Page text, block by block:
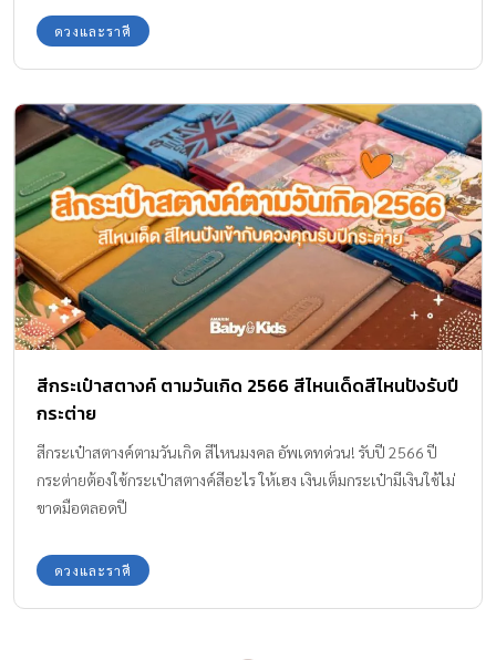
ดวงและราศี
สีกระเป๋าสตางค์ ตามวันเกิด 2566 สีไหนเด็ดสีไหนปังรับปี
กระต่าย
สีกระเป๋าสตางค์ตามวันเกิด สีไหนมงคล อัพเดทด่วน! รับปี 2566 ปี
กระต่ายต้องใช้กระเป๋าสตางค์สีอะไร ให้เฮง เงินเต็มกระเป๋ามีเงินใช้ไม่
ขาดมือตลอดปี
ดวงและราศี